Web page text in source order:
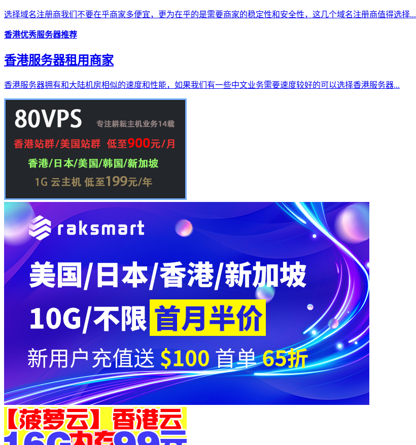
选择域名注册商我们不要在乎商家多便宜，更为在乎的是需要商家的稳定性和安全性，这几个域名注册商值得选择...
香港优秀服务器推荐
香港服务器租用商家
香港服务器拥有和大陆机房相似的速度和性能，如果我们有一些中文业务需要速度较好的可以选择香港服务器...